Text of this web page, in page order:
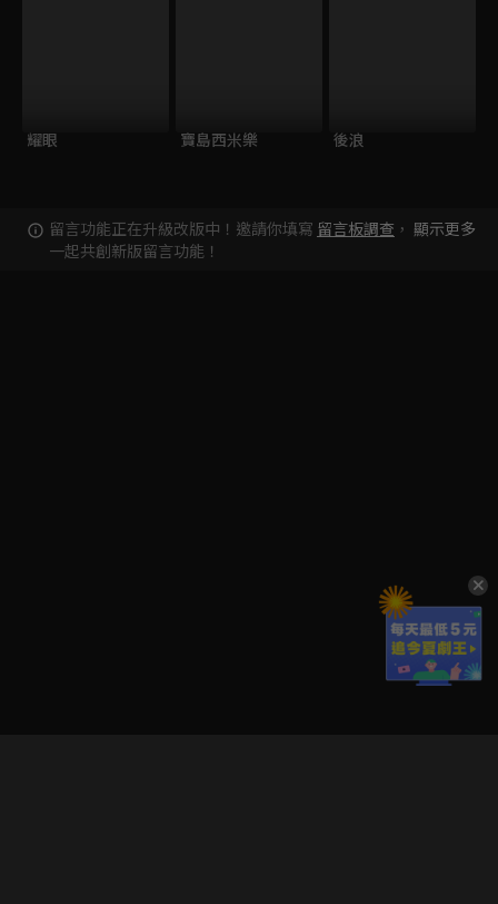
耀眼 寶島西米樂 後浪
留言功能正在升級改版中！邀請你填寫 留言板調查 ，
一起共創新版留言功能！
顯示更多